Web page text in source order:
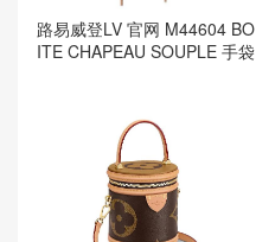
路易威登LV 官网 M44604 BO
ITE CHAPEAU SOUPLE 手袋